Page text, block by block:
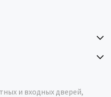
и входных дверей,